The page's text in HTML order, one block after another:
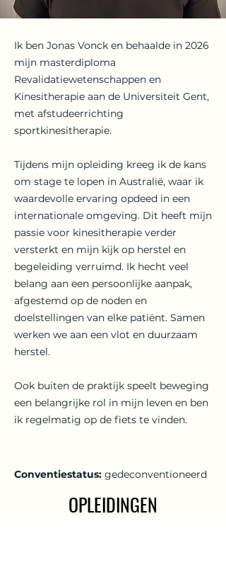
​Ik ben Jonas Vonck en behaalde in 2026
mijn masterdiploma
Revalidatiewetenschappen en
Kinesitherapie aan de Universiteit Gent,
met afstudeerrichting
sportkinesitherapie.
Tijdens mijn opleiding kreeg ik de kans
om stage te lopen in Australië, waar ik
waardevolle ervaring opdeed in een
internationale omgeving. Dit heeft mijn
passie voor kinesitherapie verder
versterkt en mijn kijk op herstel en
begeleiding verruimd. Ik hecht veel
belang aan een persoonlijke aanpak,
afgestemd op de noden en
doelstellingen van elke patiënt. Samen
werken we aan een vlot en duurzaam
herstel.
Ook buiten de praktijk speelt beweging
een belangrijke rol in mijn leven en ben
ik regelmatig op de fiets te vinden.
Conventiestatus: gedeconventioneerd
OPLEIDINGEN